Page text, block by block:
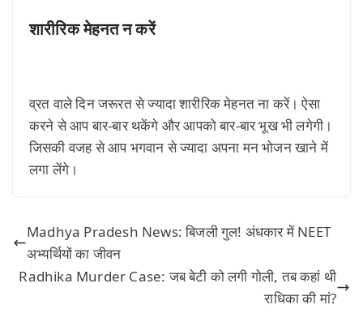
शारीरिक मेहनत न करें
व्रत वाले दिन जरूरत से ज्यादा शारीरिक मेहनत ना करें। ऐसा
करने से आप बार-बार थकेंगे और आपको बार-बार भूख भी लगेगी।
जिसकी वजह से आप भगवान से ज्यादा अपना मन भोजन खाने में
लगा लेंगे।
Madhya Pradesh News: बिजली गुल! अंधकार में NEET
अभ्यर्थियों का जीवन
Radhika Murder Case: जब बेटी को लगी गोली, तब कहां थी
राधिका की मां?